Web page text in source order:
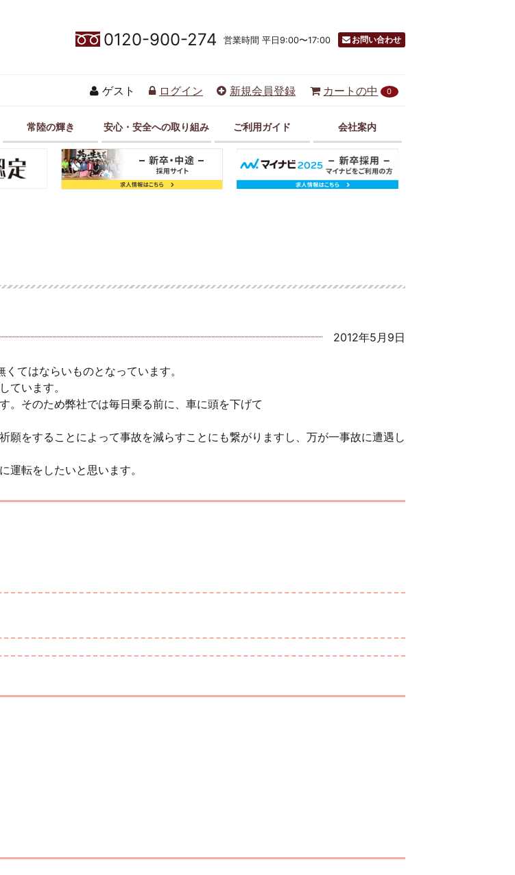
0120-900-274 営業時間 平日9:00〜17:00 お問い合わせ
ゲスト ログイン 新規会員登録 カートの中 0
常陸の輝き 安心・安全への取り組み ご利用ガイド 会社案内
2012年5月9日
てはならいものとなっています。
ています。
。そのため弊社では毎日乗る前に、車に頭を下げて
をすることによって事故を減らすことにも繋がりますし、万が一事故に遭遇し
運転をしたいと思います。